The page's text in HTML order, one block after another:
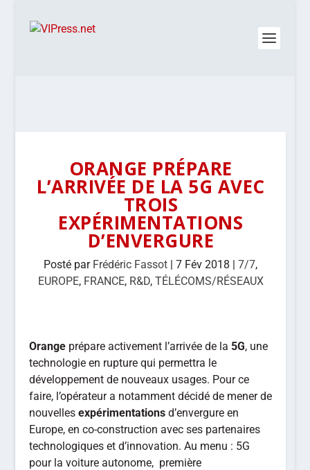
ORANGE PRÉPARE
L’ARRIVÉE DE LA 5G AVEC
TROIS
EXPÉRIMENTATIONS
D’ENVERGURE
Posté par Frédéric Fassot |7 Fév 2018 |7/7,
EUROPE, FRANCE, R&D, TÉLÉCOMS/RÉSEAUX
Orange prépare activement l’arrivée de la 5G, une
technologie en rupture qui permettra le
développement de nouveaux usages. Pour ce
faire, l’opérateur a notamment décidé de mener de
nouvellesexpérimentations d’envergure en
Europe, en co-construction avec ses partenaires
technologiques et d’innovation. Au menu : 5G
pour la voiture autonome, première